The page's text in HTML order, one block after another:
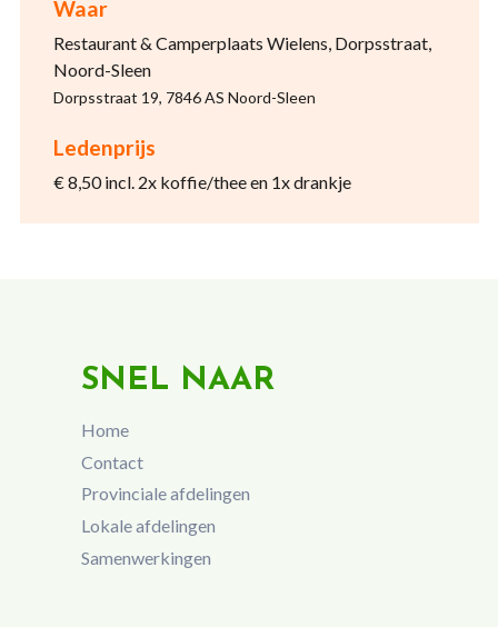
Waar
Restaurant & Camperplaats Wielens, Dorpsstraat,
Noord-Sleen
Dorpsstraat 19, 7846 AS Noord-Sleen
Ledenprijs
€ 8,50 incl. 2x koffie/thee en 1x drankje
SNEL NAAR
Home
Contact
Provinciale afdelingen
Lokale afdelingen
Samenwerkingen